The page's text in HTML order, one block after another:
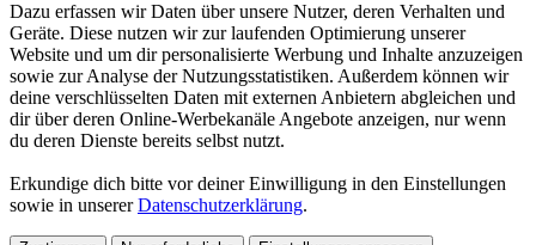
Dazu erfassen wir Daten über unsere Nutzer, deren Verhalten und
Geräte. Diese nutzen wir zur laufenden Optimierung unserer
Website und um dir personalisierte Werbung und Inhalte anzuzeigen
sowie zur Analyse der Nutzungsstatistiken. Außerdem können wir
deine verschlüsselten Daten mit externen Anbietern abgleichen und
dir über deren Online-Werbekanäle Angebote anzeigen, nur wenn
du deren Dienste bereits selbst nutzt.
Erkundige dich bitte vor deiner Einwilligung in den Einstellungen
sowie in unsererDatenschutzerklärung.